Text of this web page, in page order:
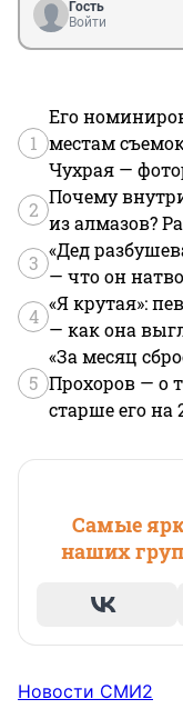
Гость
Войти
1
Его
местам
Чухрая —
2
Почему
из алмазов?
3
«Дед
— что он
4
«Я крутая»:
— как она
5
«За месяц
Прохоров — о
старше его на
Самые
наших
Новости СМИ2